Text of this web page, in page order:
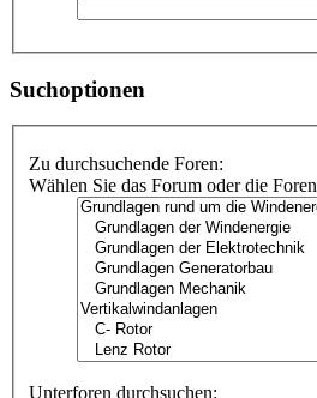
Suchoptionen
Zu durchsuchende Foren:
Wählen Sie das Forum oder die
Unterforen durchsuchen: